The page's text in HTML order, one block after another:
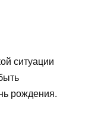
ситуации
рождения.